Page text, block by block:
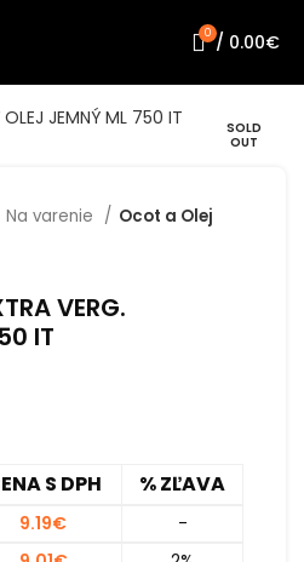
0 / 0.00€
SOLD
OUT
Na varenie Ocot a Olej
VERG.
IT
S DPH % ZĽAVA
9.19€
-